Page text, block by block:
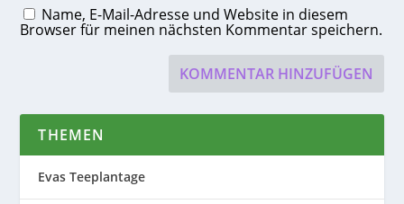
Name, E-Mail-Adresse und Website in diesem
Browser für meinen nächsten Kommentar speichern.
THEMEN
Evas Teeplantage